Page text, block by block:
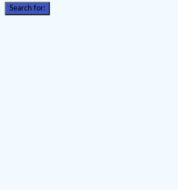
Search for: